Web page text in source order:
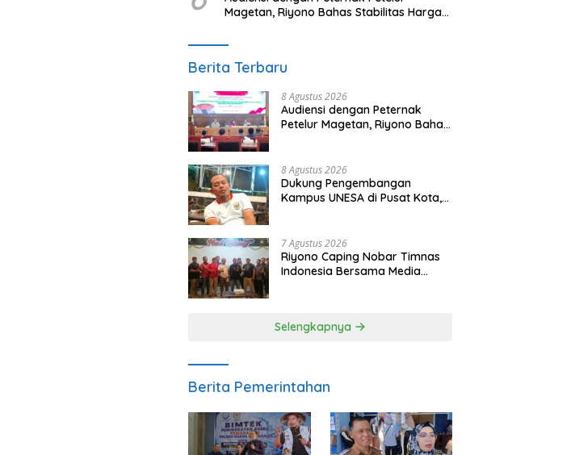
Magetan, Riyono Bahas Stabilitas Harga
Berita Terbaru
8 Agustus 2026
Audiensi dengan Peternak
Petelur Magetan, Riyono Bahas
8 Agustus 2026
Dukung Pengembangan
Kampus UNESA di Pusat Kota,
Magetan
7 Agustus 2026
Riyono Caping Nobar Timnas
Indonesia Bersama Media
Selengkapnya
Berita Pemerintahan